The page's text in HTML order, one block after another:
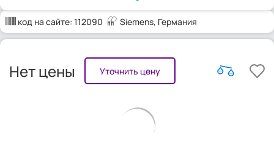
код на сайте: 112090 Siemens, Германия
Нет цены Уточнить цену